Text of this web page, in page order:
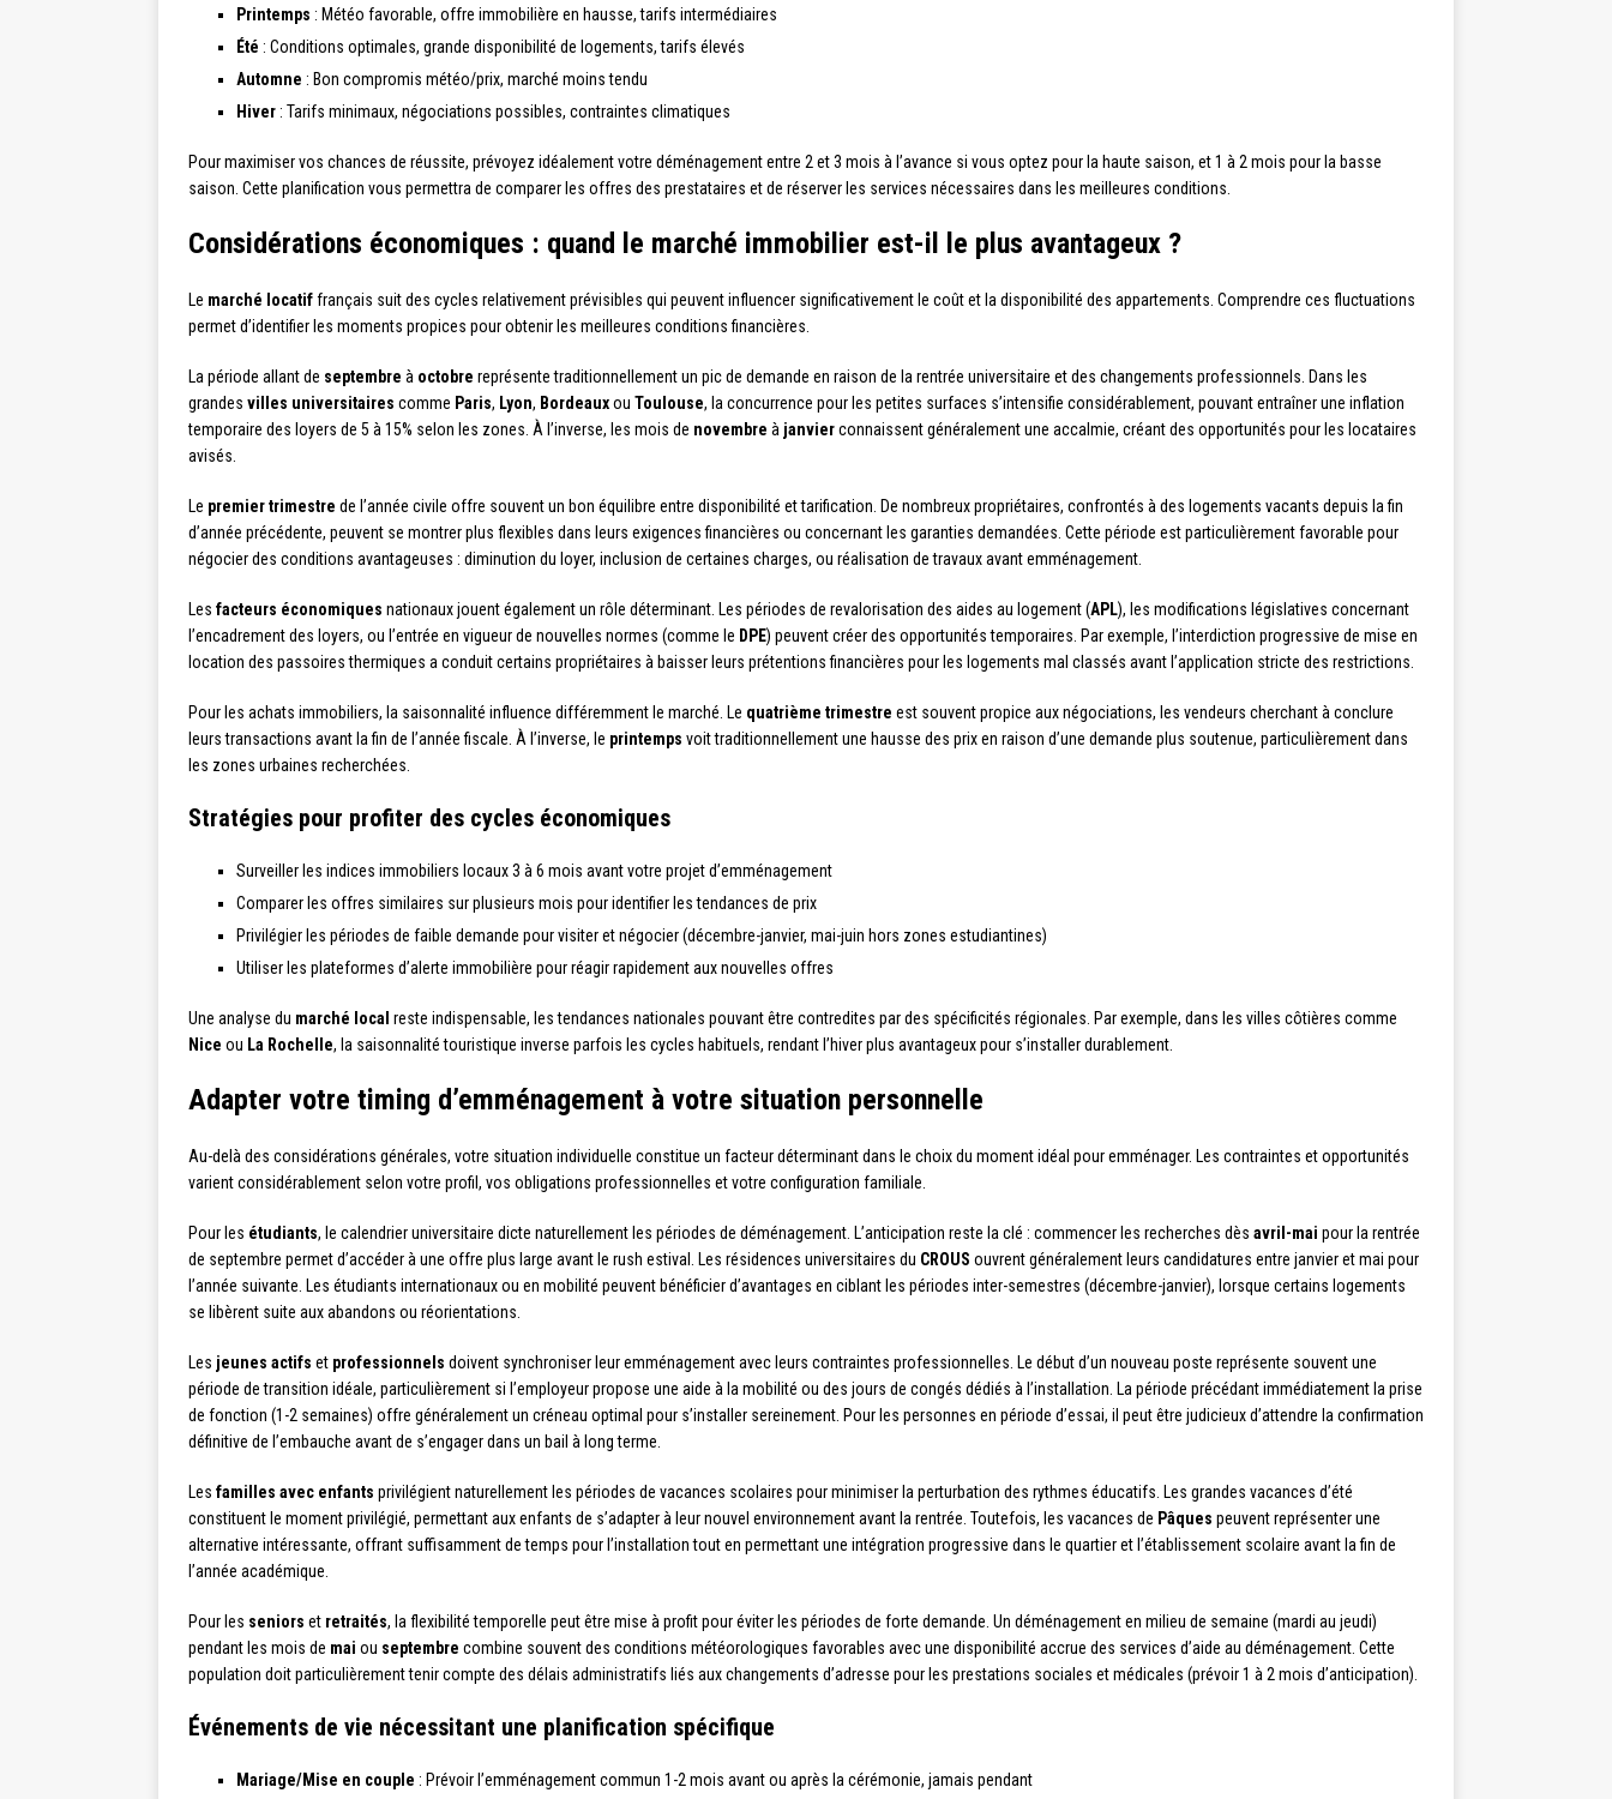
Printemps : Météo favorable, offre immobilière en hausse, tarifs intermédiaires
Été : Conditions optimales, grande disponibilité de logements, tarifs élevés
Automne : Bon compromis météo/prix, marché moins tendu
Hiver : Tarifs minimaux, négociations possibles, contraintes climatiques
Pour maximiser vos chances de réussite, prévoyez idéalement votre déménagement entre 2 et 3 mois à l’avance si vous optez pour la haute saison, et 1 à 2 mois pour la basse
saison. Cette planification vous permettra de comparer les offres des prestataires et de réserver les services nécessaires dans les meilleures conditions.
Considérations économiques : quand le marché immobilier est-il le plus avantageux ?
Le marché locatiffrançais suit des cycles relativement prévisibles qui peuvent influencer significativement le coût et la disponibilité des appartements. Comprendre ces fluctuations
permet d’identifier les moments propices pour obtenir les meilleures conditions financières.
La période allant de septembre à octobre représente traditionnellement un pic de demande en raison de la rentrée universitaire et des changements professionnels. Dans les
grandes villes universitaires comme Paris, Lyon, Bordeauxou Toulouse, la concurrence pour les petites surfaces s’intensifie considérablement, pouvant entraîner une inflation
temporaire des loyers de 5 à 15% selon les zones. À l’inverse, les mois de novembre à janvierconnaissent généralement une accalmie, créant des opportunités pour les locataires
avisés.
Le premier trimestre de l’année civile offre souvent un bon équilibre entre disponibilité et tarification. De nombreux propriétaires, confrontés à des logements vacants depuis la fin
d’année précédente, peuvent se montrer plus flexibles dans leurs exigences financières ou concernant les garanties demandées. Cette période est particulièrement favorable pour
négocier des conditions avantageuses : diminution du loyer, inclusion de certaines charges, ou réalisation de travaux avant emménagement.
Les facteurs économiques nationaux jouent également un rôle déterminant. Les périodes de revalorisation des aides au logement (APL), les modifications législatives concernant
l’encadrement des loyers, ou l’entrée en vigueur de nouvelles normes (comme le DPE) peuvent créer des opportunités temporaires. Par exemple, l’interdiction progressive de mise en
location des passoires thermiques a conduit certains propriétaires à baisser leurs prétentions financières pour les logements mal classés avant l’application stricte des restrictions.
Pour les achats immobiliers, la saisonnalité influence différemment le marché. Le quatrième trimestre est souvent propice aux négociations, les vendeurs cherchant à conclure
leurs transactions avant la fin de l’année fiscale. À l’inverse, le printemps voit traditionnellement une hausse des prix en raison d’une demande plus soutenue, particulièrement dans
les zones urbaines recherchées.
Stratégies pour profiter des cycles économiques
Surveiller les indices immobiliers locaux 3 à 6 mois avant votre projet d’emménagement
Comparer les offres similaires sur plusieurs mois pour identifier les tendances de prix
Privilégier les périodes de faible demande pour visiter et négocier (décembre-janvier, mai-juin hors zones estudiantines)
Utiliser les plateformes d’alerte immobilière pour réagir rapidement aux nouvelles offres
Une analyse du marché local reste indispensable, les tendances nationales pouvant être contredites par des spécificités régionales. Par exemple, dans les villes côtières comme
Nice ou La Rochelle, la saisonnalité touristique inverse parfois les cycles habituels, rendant l’hiver plus avantageux pour s’installer durablement.
Adapter votre timing d’emménagement à votre situation personnelle
Au-delà des considérations générales, votre situation individuelle constitue un facteur déterminant dans le choix du moment idéal pour emménager. Les contraintes et opportunités
varient considérablement selon votre profil, vos obligations professionnelles et votre configuration familiale.
Pour les étudiants, le calendrier universitaire dicte naturellement les périodes de déménagement. L’anticipation reste la clé : commencer les recherches dès avril-mai pour la rentrée
de septembre permet d’accéder à une offre plus large avant le rush estival. Les résidences universitaires du CROUS ouvrent généralement leurs candidatures entre janvier et mai pour
l’année suivante. Les étudiants internationaux ou en mobilité peuvent bénéficier d’avantages en ciblant les périodes inter-semestres (décembre-janvier), lorsque certains logements
se libèrent suite aux abandons ou réorientations.
Les jeunes actifs et professionnels doivent synchroniser leur emménagement avec leurs contraintes professionnelles. Le début d’un nouveau poste représente souvent une
période de transition idéale, particulièrement si l’employeur propose une aide à la mobilité ou des jours de congés dédiés à l’installation. La période précédant immédiatement la prise
de fonction (1-2 semaines) offre généralement un créneau optimal pour s’installer sereinement. Pour les personnes en période d’essai, il peut être judicieux d’attendre la confirmation
définitive de l’embauche avant de s’engager dans un bail à long terme.
Les familles avec enfants privilégient naturellement les périodes de vacances scolaires pour minimiser la perturbation des rythmes éducatifs. Les grandes vacances d’été
constituent le moment privilégié, permettant aux enfants de s’adapter à leur nouvel environnement avant la rentrée. Toutefois, les vacances de Pâques peuvent représenter une
alternative intéressante, offrant suffisamment de temps pour l’installation tout en permettant une intégration progressive dans le quartier et l’établissement scolaire avant la fin de
l’année académique.
Pour les seniors et retraités, la flexibilité temporelle peut être mise à profit pour éviter les périodes de forte demande. Un déménagement en milieu de semaine (mardi au jeudi)
pendant les mois de mai ou septembre combine souvent des conditions météorologiques favorables avec une disponibilité accrue des services d’aide au déménagement. Cette
population doit particulièrement tenir compte des délais administratifs liés aux changements d’adresse pour les prestations sociales et médicales (prévoir 1 à 2 mois d’anticipation).
Événements de vie nécessitant une planification spécifique
Mariage/Mise en couple : Prévoir l’emménagement commun 1-2 mois avant ou après la cérémonie, jamais pendant